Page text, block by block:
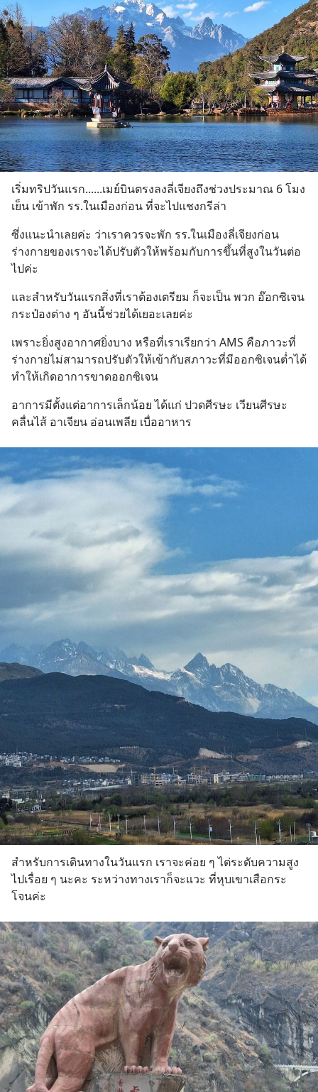
เริ่มทริปวันแรก......เมย์บินตรงลงลี่เจียงถึงช่วงประมาณ 6 โมง
เย็น เข้าพัก รร.ในเมืองก่อน ที่จะไปแชงกรีล่า
ซึ่งแนะนำเลยค่ะ ว่าเราควรจะพัก รร.ในเมืองลี่เจียงก่อน
ร่างกายของเราจะได้ปรับตัวให้พร้อมกับการขึ้นที่สูงในวันต่อ
ไปค่ะ
และสำหรับวันแรกสิ่งที่เราต้องเตรียม ก็จะเป็น พวก อ๊อกซิเจน
กระป๋องต่าง ๆ อันนี้ช่วยได้เยอะเลยค่ะ
เพราะยิ่งสูงอากาศยิ่งบาง หรือที่เราเรียกว่า AMS คือภาวะที่
ร่างกายไม่สามารถปรับตัวให้เข้ากับสภาวะที่มีออกซิเจนต่ำได้
ทำให้เกิดอาการขาดออกซิเจน
อาการมีตั้งแต่อาการเล็กน้อย ได้แก่ ปวดศีรษะ เวียนศีรษะ
คลื่นไส้ อาเจียน อ่อนเพลีย เบื่ออาหาร
สำหรับการเดินทางในวันแรก เราจะค่อย ๆ ไต่ระดับความสูง
ไปเรื่อย ๆ นะคะ ระหว่างทางเราก็จะแวะ ที่หุบเขาเสือกระ
โจนค่ะ